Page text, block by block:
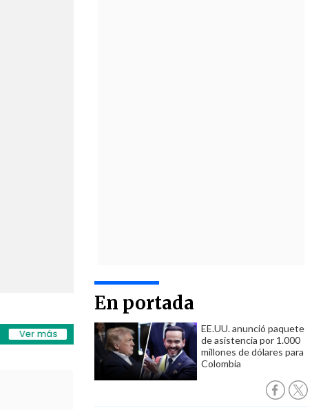
En portada
EE.UU. anunció paquete
de asistencia por 1.000
millones de dólares para
Colombia